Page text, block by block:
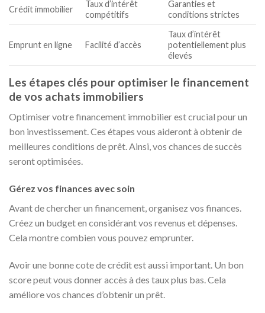
Crédit immobilier
Taux d’intérêt
compétitifs
Garanties et
conditions strictes
Emprunt en ligne Facilité d’accès
Taux d’intérêt
potentiellement plus
élevés
Les étapes clés pour optimiser le financement
de vos achats immobiliers
Optimiser votre financement immobilier est crucial pour un
bon investissement. Ces étapes vous aideront à obtenir de
meilleures conditions de prêt. Ainsi, vos chances de succès
seront optimisées.
Gérez vos finances avec soin
Avant de chercher un financement, organisez vos finances.
Créez un budget en considérant vos revenus et dépenses.
Cela montre combien vous pouvez emprunter.
Avoir une bonne cote de crédit est aussi important. Un bon
score peut vous donner accès à des taux plus bas. Cela
améliore vos chances d’obtenir un prêt.